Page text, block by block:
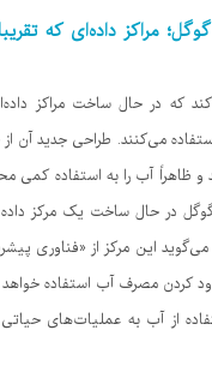
مراکز داده‌ای که
که در حال ساخت مراکز
می‌کنند. طراحی جدید آن
و ظاهراً آب را به استفاده کمی
در حال ساخت یک مرکز داده
این مرکز از «فناوری
کردن مصرف آب استفاده خواهد
از آب به عملیات‌های